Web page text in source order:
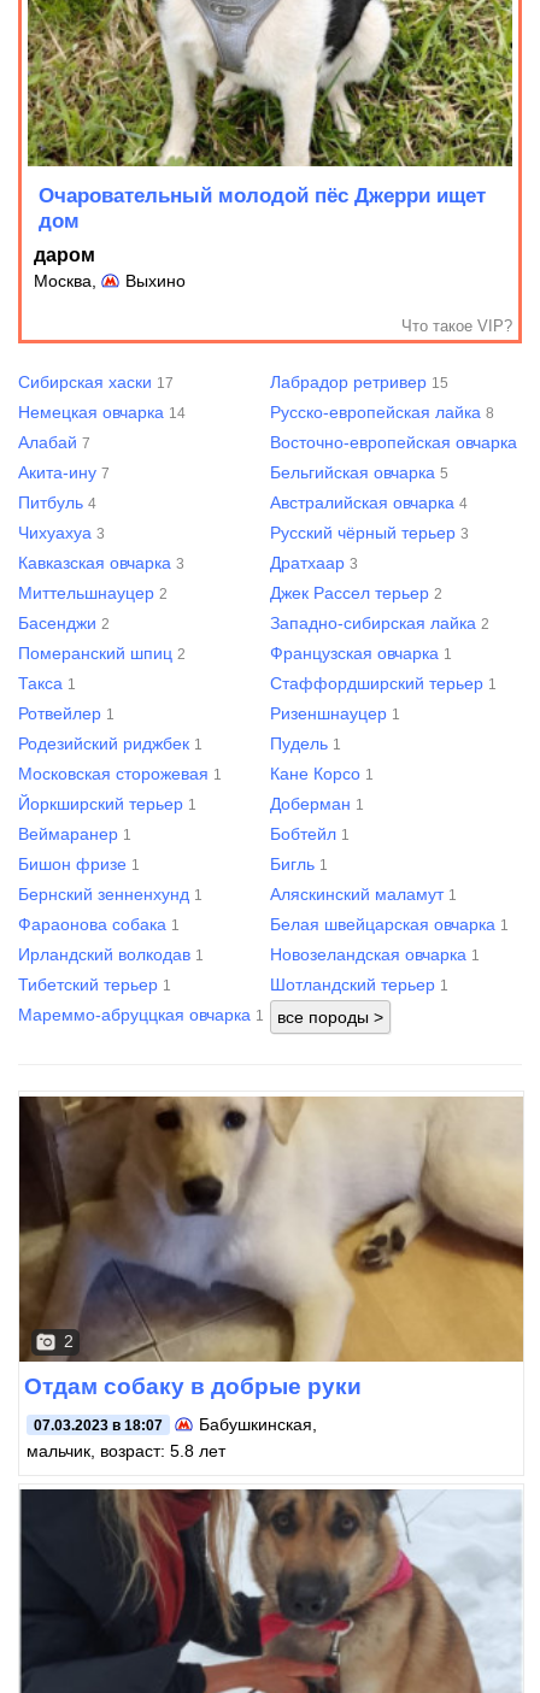
Очаровательный молодой пёс Джерри ищет
дом
даром
Москва, Выхино
Что такое VIP?
Сибирская хаски 17 Лабрадор ретривер 15
Немецкая овчарка 14 Русско-европейская лайка 8
Алабай 7 Восточно-европейская овчарка
Акита-ину 7 Бельгийская овчарка 5
Питбуль 4 Австралийская овчарка 4
Чихуахуа 3 Русский чёрный терьер 3
Кавказская овчарка 3 Дратхаар 3
Миттельшнауцер 2 Джек Рассел терьер 2
Басенджи 2 Западно-сибирская лайка 2
Померанский шпиц 2 Французская овчарка 1
Такса 1 Стаффордширский терьер 1
Ротвейлер 1 Ризеншнауцер 1
Родезийский риджбек 1 Пудель 1
Московская сторожевая 1 Кане Корсо 1
Йоркширский терьер 1 Доберман 1
Веймаранер 1 Бобтейл 1
Бишон фризе 1 Бигль 1
Бернский зенненхунд 1 Аляскинский маламут 1
Фараонова собака 1 Белая швейцарская овчарка 1
Ирландский волкодав 1 Новозеландская овчарка 1
Тибетский терьер 1 Шотландский терьер 1
Мареммо-абруццкая овчарка 1
2
Отдам собаку в добрые руки
07.03.2023 в 18:07 Бабушкинская
мальчик, возраст: 5.8 лет